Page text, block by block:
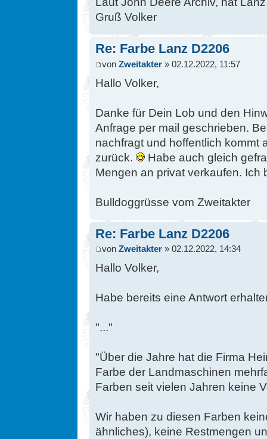
Gruß Volker
Re: Farbe Lanz D2206
von Zweitakter » 02.12.2022, 11:57
Hallo Volker,
Danke für Dein Lob und den
Anfrage per mail geschrieben.
nachfragt und hoffentlich kommt
zurück.
Habe auch gleich
Mengen an privat verkaufen. Ich
Bulldoggrüsse vom Zweitakter
Re: Farbe Lanz D2206
von Zweitakter » 02.12.2022, 14:34
Hallo Volker,
Habe bereits eine Antwort
"..."
"Über die Jahre hat die Firma
Farbe der Landmaschinen
Farben seit vielen Jahren keine
Wir haben zu diesen Farben
ähnliches), keine Restmengen